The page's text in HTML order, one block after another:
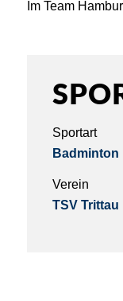
Im Team
Sportart
Badminton
Verein
TSV Trittau